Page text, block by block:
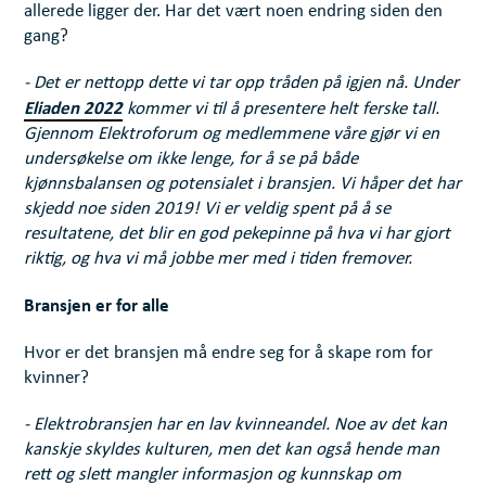
allerede ligger der. Har det vært noen endring siden den
gang?
- Det er nettopp dette vi tar opp tråden på igjen nå. Under
Eliaden 2022kommer vi til å presentere helt ferske tall.
Gjennom Elektroforum og medlemmene våre gjør vi en
undersøkelse om ikke lenge, for å se på både
kjønnsbalansen og potensialet i bransjen. Vi håper det har
skjedd noe siden 2019! Vi er veldig spent på å se
resultatene, det blir en god pekepinne på hva vi har gjort
riktig, og hva vi må jobbe mer med i tiden fremover.
Bransjen er for alle
Hvor er det bransjen må endre seg for å skape rom for
kvinner?
- Elektrobransjen har en lav kvinneandel. Noe av det kan
kanskje skyldes kulturen, men det kan også hende man
rett og slett mangler informasjon og kunnskap om